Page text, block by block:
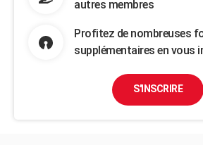
autres membres
Profitez de nombreuses
supplémentaires en vous
S'INSCRIRE